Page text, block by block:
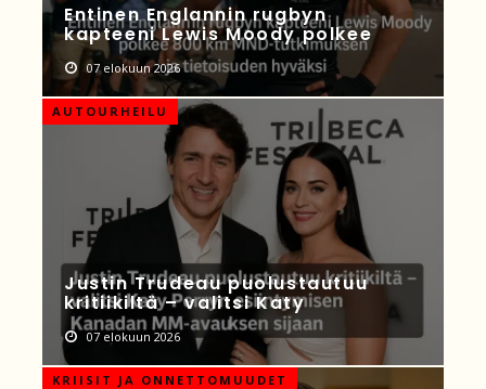
Entinen Englannin rugbyn
kapteeni Lewis Moody polkee
07 elokuun 2026
AUTOURHEILU
Justin Trudeau puolustautuu
kritiikiltä – valitsi Katy
07 elokuun 2026
KRIISIT JA ONNETTOMUUDET